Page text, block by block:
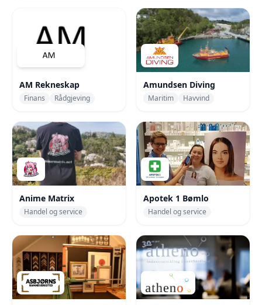
AM Rekneskap
Finans Rådgjeving
Amundsen Diving
Maritim Havvind
Anime Matrix
Handel og service
Apotek 1 Bømlo
Handel og service